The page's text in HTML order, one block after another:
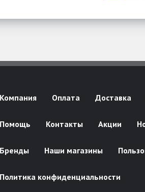
Компания Оплата Доставка
Помощь Контакты Акции
Бренды Наши магазины
Политика конфиденциальности